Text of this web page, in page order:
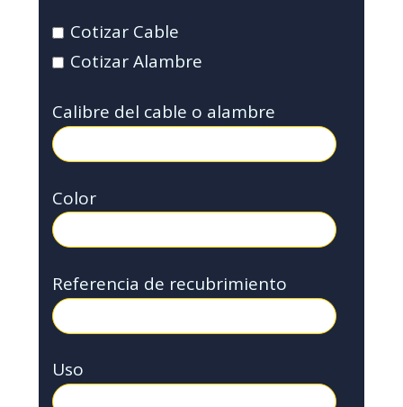
Cotizar Cable
Cotizar Alambre
Calibre del cable o alambre
Color
Referencia de recubrimiento
Uso